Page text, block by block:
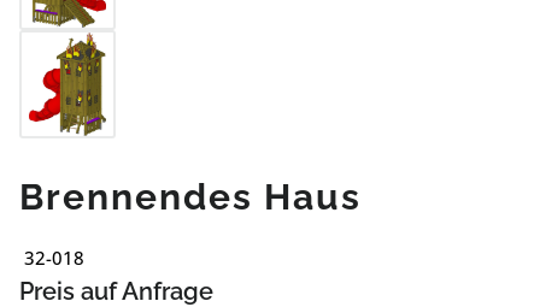
Brennendes Haus
32-018
Preis auf Anfrage